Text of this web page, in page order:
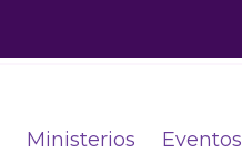
Ministerios Eventos